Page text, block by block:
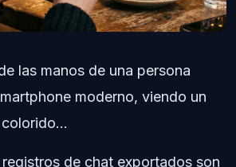
las manos de una persona
moderno, viendo un
de chat exportados son